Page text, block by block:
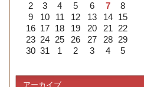
2
3 4 5 6 7
8
9
10 11 12 13 14
15
16 17 18 19 20 21
22
23 24 25 26 27 28
29
30 31 1 2 3 4 5
アーカイブ